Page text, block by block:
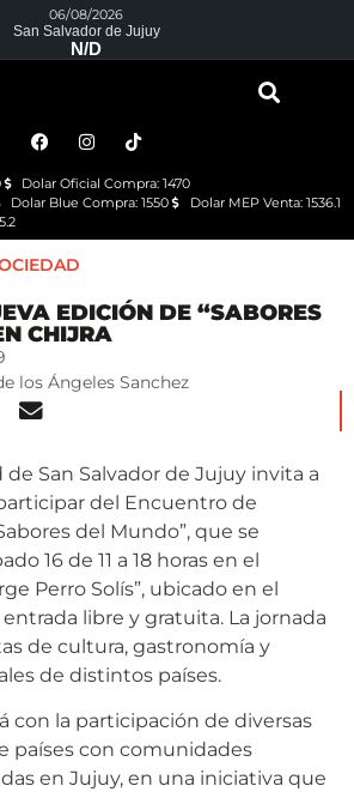
06/08/2026
San Salvador de Jujuy
N/D
Dolar Oficial Compra: 1470
Dolar Blue Compra: 1550
Dolar MEP Venta: 1536.1
EDICIÓN DE “SABORES
CHIJRA
los Ángeles Sanchez
San Salvador de Jujuy invita a
del Encuentro de
del Mundo”, que se
16 de 11 a 18 horas en el
Perro Solís”, ubicado en el
entrada libre y gratuita. La jornada
de cultura, gastronomía y
de distintos países.
con la participación de diversas
países con comunidades
en Jujuy, en una iniciativa que